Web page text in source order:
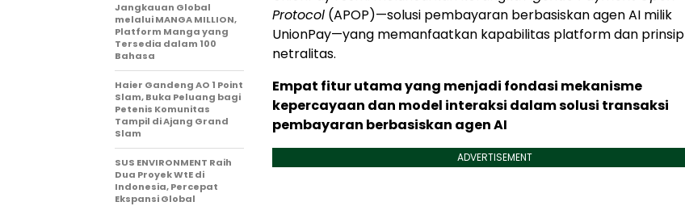
Protocol (APOP)—solusi pembayaran berbasiskan agen AI milik
UnionPay—yang memanfaatkan kapabilitas platform dan prinsip
netralitas.
Empat fitur utama yang menjadi fondasi mekanisme
kepercayaan dan model interaksi dalam solusi transaksi
pembayaran berbasiskan agen AI
ADVERTISEMENT
Jangkauan Global
melalui MANGA MILLION,
Platform Manga yang
Tersedia dalam 100
Bahasa
Haier Gandeng AO 1 Point
Slam, Buka Peluang bagi
Petenis Komunitas
Tampil di Ajang Grand
Slam
SUS ENVIRONMENT Raih
Dua Proyek WtE di
Indonesia, Percepat
Ekspansi Global